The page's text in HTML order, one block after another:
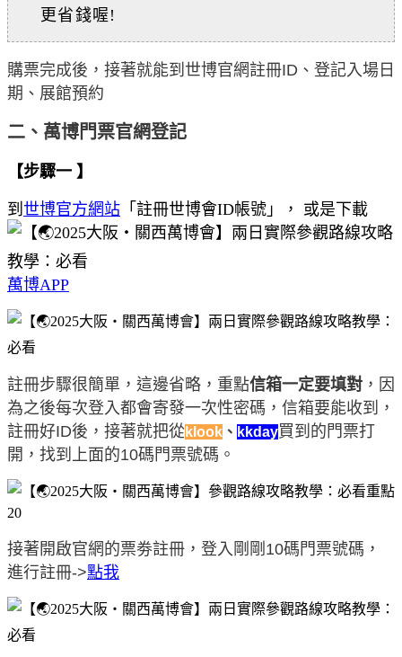
更省錢喔!
購票完成後，接著就能到世博官網註冊ID、登記入場日
期、展館預約
二、萬博門票官網登記
【步驟一 】
到 世博官方網站 「註冊世博會ID帳號」， 或是下載
萬博APP
註冊步驟很簡單，這邊省略，重點信箱一定要填對 ，因
為之後每次登入都會寄發一次性密碼，信箱要能收到，
註冊好ID後，接著就把從 klook 、 kkday買到的門票打
開，找到上面的10碼門票號碼。
接著開啟官網的票劵註冊，登入剛剛10碼門票號碼，
進行註冊->點我